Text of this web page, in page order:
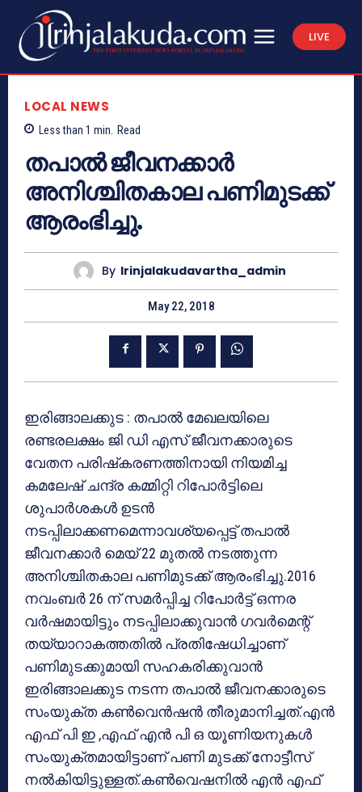
LIVE
LOCAL NEWS
Less than 1 min. Read
തപാല്‍ ജീവനക്കാര്‍
അനിശ്ചിതകാല പണിമുടക്ക്
ആരംഭിച്ചു.
By Irinjalakudavartha_admin
May 22, 2018
ഇരിങ്ങാലക്കുട : തപാല്‍ മേഖലയിലെ
രണ്ടരലക്ഷം ജി ഡി എസ് ജീവനക്കാരുടെ
വേതന പരിഷ്‌കരണത്തിനായി നിയമിച്ച
കമലേഷ് ചന്ദ്ര കമ്മിറ്റി റിപോര്‍ട്ടിലെ
ശുപാര്‍ശകള്‍ ഉടന്‍
നടപ്പിലാക്കണമെന്നാവശ്യപ്പെട്ട് തപാല്‍
ജീവനക്കാര്‍ മെയ് 22 മുതല്‍ നടത്തുന്ന
അനിശ്ചിതകാല പണിമുടക്ക് ആരംഭിച്ചു.2016
നവംബര്‍ 26 ന് സമര്‍പ്പിച്ച റിപോര്‍ട്ട് ഒന്നര
വര്‍ഷമായിട്ടും നടപ്പിലാക്കുവാന്‍ ഗവര്‍മെന്റ്
തയ്യാറാകത്തതില്‍ പ്രതിഷേധിച്ചാണ്
പണിമുടക്കുമായി സഹകരിക്കുവാന്‍
ഇരിങ്ങാലക്കുട നടന്ന തപാല്‍ ജീവനക്കാരുടെ
സംയുക്ത കണ്‍വെന്‍ഷന്‍ തീരുമാനിച്ചത്.എന്‍
എഫ് പി ഇ ,എഫ് എന്‍ പി ഒ യൂണിയനുകള്‍
സംയുക്തമായിട്ടാണ് പണി മുടക്ക് നോട്ടീസ്
നല്‍കിയിട്ടുള്ളത്.കണ്‍വെഷനില്‍ എന്‍ എഫ്